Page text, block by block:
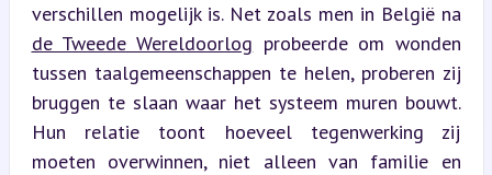
verschillen mogelijk is. Net zoals men in België na
de Tweede Wereldoorlog probeerde om wonden
tussen taalgemeenschappen te helen, proberen zij
bruggen te slaan waar het systeem muren bouwt.
Hun relatie toont hoeveel tegenwerking zij
moeten overwinnen, niet alleen van familie en